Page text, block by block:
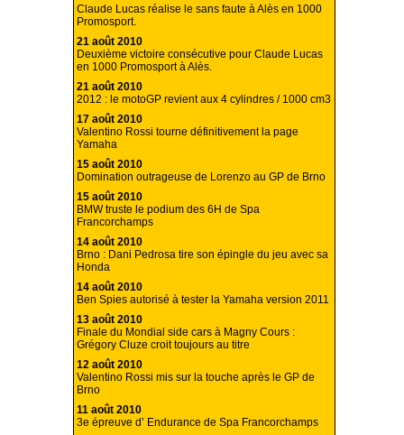
Claude Lucas réalise le sans faute à Alès en 1000
Promosport.
21 août 2010
Deuxième victoire consécutive pour Claude Lucas
en 1000 Promosport à Alès.
21 août 2010
2012 : le motoGP revient aux 4 cylindres / 1000 cm3
17 août 2010
Valentino Rossi tourne définitivement la page
Yamaha
15 août 2010
Domination outrageuse de Lorenzo au GP de Brno
15 août 2010
BMW truste le podium des 6H de Spa
Francorchamps
14 août 2010
Brno : Dani Pedrosa tire son épingle du jeu avec sa
Honda
14 août 2010
Ben Spies autorisé à tester la Yamaha version 2011
13 août 2010
Finale du Mondial side cars à Magny Cours :
Grégory Cluze croit toujours au titre
12 août 2010
Valentino Rossi mis sur la touche après le GP de
Brno
11 août 2010
3e épreuve d’ Endurance de Spa Francorchamps